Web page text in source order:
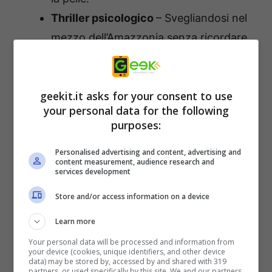
Thriller psicologico– Svegliandosi nel
mezzo dell’Amazzonia senza ricordare
come sei arrivato o come uscirai, la
battaglia più dura che dovrai affrontare
è la lotta contro te stesso, le tue
debolezze e le tue paure.
Completamente viva foresta pluviale
amazzonica– Ogni sforzo è andato nel
ricreare il mondo lussureggiante
dell’Amazzonia in modo minuzioso. Un
predatori tra cui piante tossiche,
geekit.it asks for your consent to use
your personal data for the following
purposes:
Personalised advertising and content, advertising and
content measurement, audience research and
services development
Store and/or access information on a device
Learn more
Your personal data will be processed and information from
your device (cookies, unique identifiers, and other device
data) may be stored by, accessed by and shared with 319